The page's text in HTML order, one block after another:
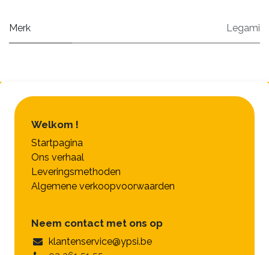
Merk Legami
Welkom !
Startpagina
Ons verhaal
Leveringsmethoden
Algemene verkoopvoorwaarden
Neem contact met ons op
klantenservice@ypsi.be